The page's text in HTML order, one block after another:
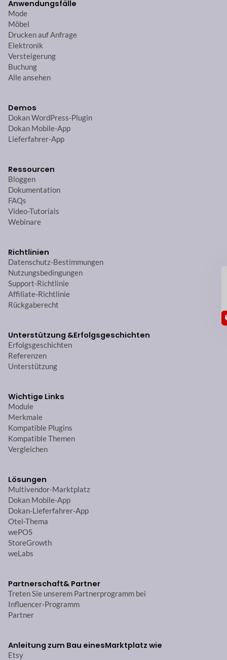
Anwendungsfälle
Mode
Möbel
Drucken auf Anfrage
Elektronik
Versteigerung
Buchung
Alle ansehen
Demos
Dokan WordPress-Plugin
Dokan Mobile-App
Lieferfahrer-App
Ressourcen
Bloggen
Dokumentation
FAQs
Video-Tutorials
Webinare
Richtlinien
Datenschutz-Bestimmungen
Nutzungsbedingungen
Support-Richtlinie
Affiliate-Richtlinie
Rückgaberecht
Unterstützung &Erfolgsgeschichten
Erfolgsgeschichten
Referenzen
Unterstützung
Wichtige Links
Module
Merkmale
Kompatible Plugins
Kompatible Themen
Vergleichen
Lösungen
Multivendor-Marktplatz
Dokan Mobile-App
Dokan-Lieferfahrer-App
Otel-Thema
wePOS
StoreGrowth
weLabs
Partnerschaft& Partner
Treten Sie unserem Partnerprogramm bei
Influencer-Programm
Partner
Anleitung zum Bau einesMarktplatz wie
Etsy